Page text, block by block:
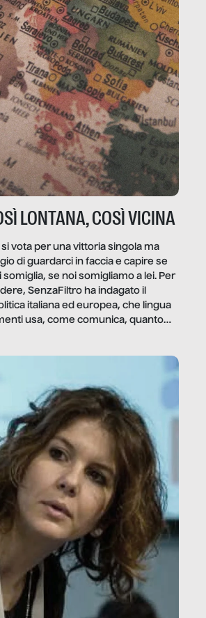
LONTANA, COSÌ VICINA
si vota per una vittoria singola ma
di guardarci in faccia e capire se
se noi somigliamo a lei. Per
SenzaFiltro ha indagato il
italiana ed europea, che lingua
usa, come comunica, quanto